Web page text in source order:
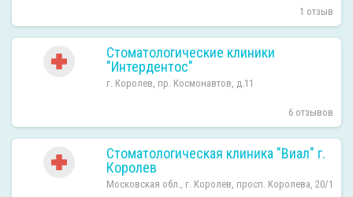
1 отзыв
Стоматологические клиники
"Интердентос"
г. Королев, пр. Космонавтов, д.11
6 отзывов
Стоматологическая клиника "Виал" г.
Королев
Московская обл., г. Королев, просп. Королева, 20/1